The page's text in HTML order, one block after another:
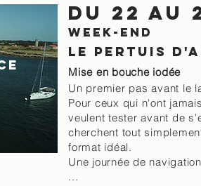
Du 22 au
WEEK-END
LE PERTUIS
Mise en bouche iodée
Un premier pas avant le
Pour ceux qui n'ont
veulent tester avant de
cherchent tout
format idéal.
Une journée de
...